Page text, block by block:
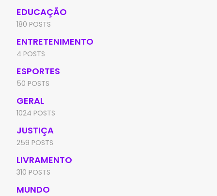
EDUCAÇÃO
180 POSTS
ENTRETENIMENTO
4 POSTS
ESPORTES
50 POSTS
GERAL
1024 POSTS
JUSTIÇA
259 POSTS
LIVRAMENTO
310 POSTS
MUNDO